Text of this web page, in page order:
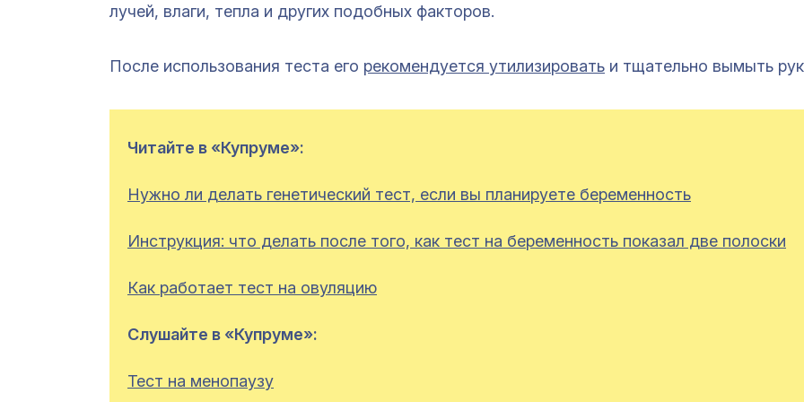
лучей, влаги, тепла и других подобных факторов.
После использования теста его рекомендуется утилизировать и тщательно вымыть
Читайте в «Купруме»:
Нужно ли делать генетический тест, если вы планируете беременность
Инструкция: что делать после того, как тест на беременность показал две полоски
Как работает тест на овуляцию
Слушайте в «Купруме»:
Тест на менопаузу